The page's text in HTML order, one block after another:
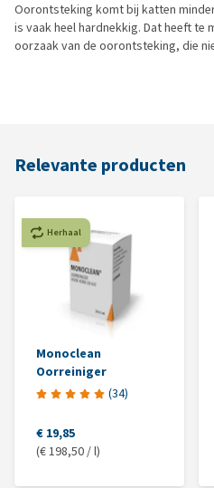
Oorontsteking komt bij katten
is vaak heel hardnekkig. Dat heeft te
oorzaak van de oorontsteking, die
Relevante producten
Herhaal
Monoclean
Oorreiniger
(34)
€ 19,85
(€ 198,50 / l)